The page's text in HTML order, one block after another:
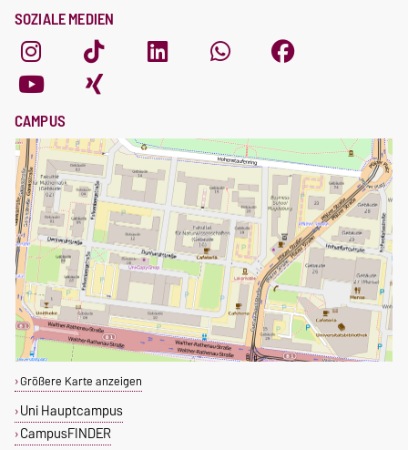
SOZIALE MEDIEN
CAMPUS
Größere Karte anzeigen
Uni Hauptcampus
CampusFINDER